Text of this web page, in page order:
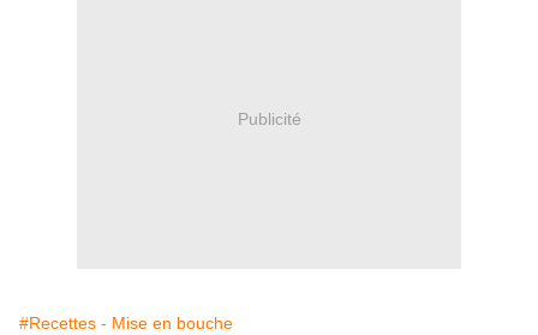
Publicité
#Recettes - Mise en bouche